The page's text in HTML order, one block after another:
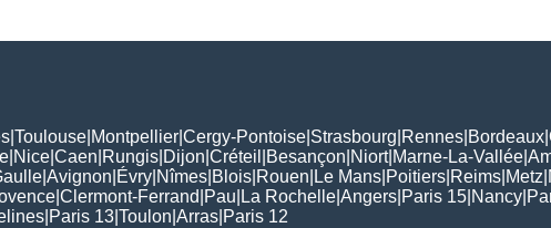
Toulouse Montpellier Cergy-Pontoise Strasbourg Rennes Bordeaux
Nice Caen Rungis Dijon Créteil Besançon Niort| Marne-La-Vallée
Avignon Évry Nîmes Blois Rouen Le Mans Poitiers Reims Metz
Clermont-Ferrand Pau La Rochelle Angers Paris 15 Nancy
Paris 13 Toulon Arras Paris 12